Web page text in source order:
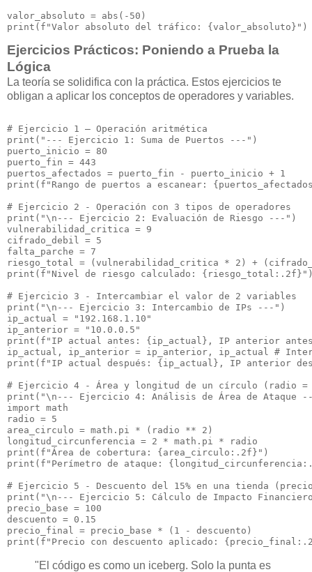
valor_absoluto = abs(-50)
Ejercicios Prácticos: Poniendo a Prueba la
Lógica
La teoría se solidifica con la práctica. Estos ejercicios te
obligan a aplicar los conceptos de operadores y variables.
# Ejercicio 1 – Operación aritmética
print("--- Ejercicio 1: Suma de Puertos ---")
puerto_inicio = 80
puerto_fin = 443
puertos_afectados = puerto_fin - puerto_inicio + 1
print(f"Rango de puertos a escanear:
# Ejercicio 2 - Operación con 3 tipos de operadores
print("\n--- Ejercicio 2: Evaluación de Riesgo ---")
vulnerabilidad_critica = 9
cifrado_debil = 5
falta_parche = 7
riesgo_total = (vulnerabilidad_critica * 2) +
print(f"Nivel de riesgo calculado:
# Ejercicio 3 - Intercambiar el valor de 2 variables
print("\n--- Ejercicio 3: Intercambio de IPs ---")
ip_actual = "192.168.1.10"
ip_anterior = "10.0.0.5"
print(f"IP actual antes: {ip_actual}, IP anterior
ip_actual, ip_anterior = ip_anterior, ip_actual #
print(f"IP actual después: {ip_actual}, IP anterior
# Ejercicio 4 - Área y longitud de un círculo (radio =
print("\n--- Ejercicio 4: Análisis de Área de Ataque
import math
radio = 5
area_circulo = math.pi * (radio ** 2)
longitud_circunferencia = 2 * math.pi * radio
print(f"Área de cobertura: {area_circulo:.2f}")
print(f"Perímetro de ataque:
# Ejercicio 5 - Descuento del 15% en una tienda
print("\n--- Ejercicio 5: Cálculo de Impacto
precio_base = 100
descuento = 0.15
precio_final = precio_base * (1 - descuento)
"El código es como un iceberg. Solo la punta es